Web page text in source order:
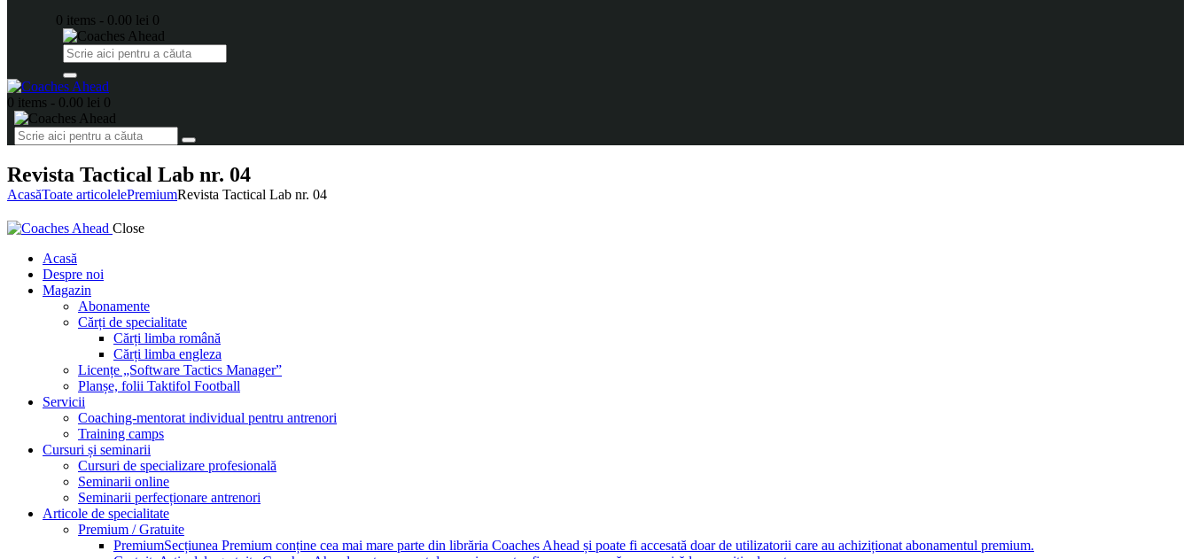
0 items - 0.00 lei 0
0 items - 0.00 lei 0
Revista Tactical Lab nr. 04
AcasăToate articolelePremiumRevista Tactical Lab nr. 04
Close
Acasă
Despre noi
Magazin
Abonamente
Cărți de specialitate
Cărți limba română
Cărți limba engleza
Licențe „Software Tactics Manager”
Planșe, folii Taktifol Football
Servicii
Coaching-mentorat individual pentru antrenori
Training camps
Cursuri și seminarii
Cursuri de specializare profesională
Seminarii online
Seminarii perfecționare antrenori
Articole de specialitate
Premium / Gratuite
PremiumSecțiunea Premium conține cea mai mare parte din librăria Coaches Ahead și poate fi accesată doar de utilizatorii care au achiziționat abonamentul premium.